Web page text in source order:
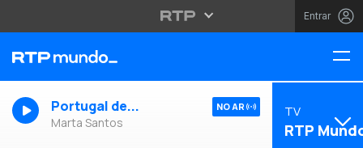
Entrar
Portugal de...
Marta Santos
NO AR TV
RTP